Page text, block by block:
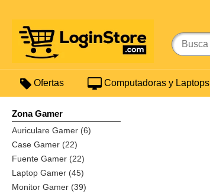
Ofertas Computadoras y Laptops
Zona Gamer
Auriculare Gamer (6)
Case Gamer (22)
Fuente Gamer (22)
Laptop Gamer (45)
Monitor Gamer (39)